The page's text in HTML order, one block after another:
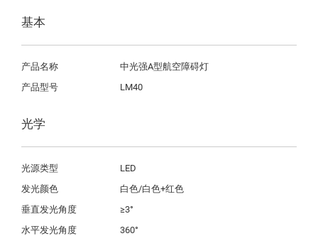
基本
产品名称
中光强A型航空障碍灯
产品型号
LM40
光学
光源类型
LED
发光颜色
白色/白色+红色
垂直发光角度
≥3°
水平发光角度
360°